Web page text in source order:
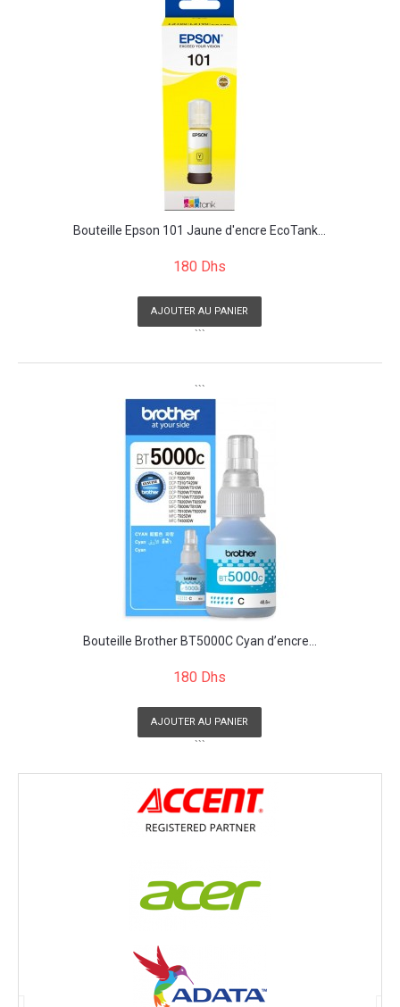
Bouteille Epson 101 Jaune d'encre EcoTank...
180 Dhs
AJOUTER AU PANIER
```
```
Bouteille Brother BT5000C Cyan d’encre...
180 Dhs
AJOUTER AU PANIER
```